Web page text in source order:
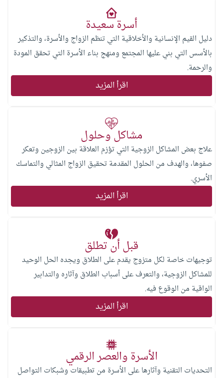
أسرة سعيدة
دليل القيم الإنسانية والأخلاقية التي تنظم الزواج والأسرة، والتذكير
بالأسس التي بني عليها المجتمع ومنهج بناء الأسرة التي تحقق المودة
والرحمة.
اقرأ المزيد
مشاكل وحلول
علاج بعض المشاكل الزوجية التي تؤزم العلاقة بين الزوجين وتعكر
صفوها، والهدف من الحلول المقدمة تحقيق الزواج المثالي والتماسك
الأسري.
اقرأ المزيد
قبل أن تطلق
توجيهات خاصة لكل متزوج يقدم على الطلاق ويجده الحل الوحيد
للمشاكل الزوجية، والتعرف على أسباب الطلاق وآثاره والتدابير
الواقية من الوقوع فيه.
اقرأ المزيد
الأسرة والعصر الرقمي
التحديات التقنية وآثارها على الأسرة من تطبيقات وشبكات التواصل